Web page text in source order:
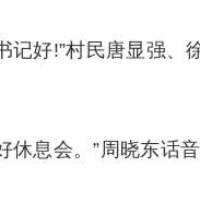
记好!”村民唐显强、
休息会。”周晓东话音